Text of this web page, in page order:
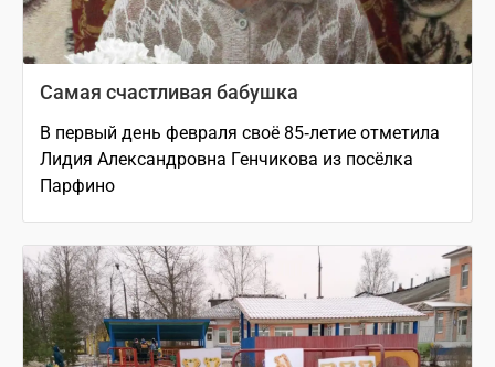
Самая счастливая бабушка
В первый день февраля своё 85‑летие отметила
Лидия Александровна Генчикова из посёлка
Парфино